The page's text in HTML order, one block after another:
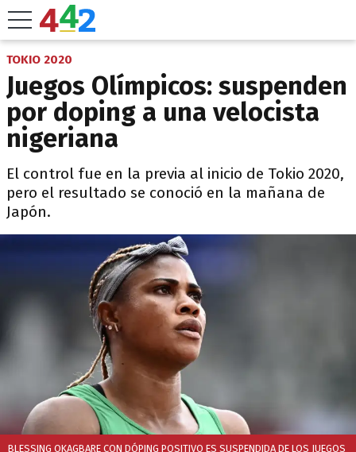
TOKIO 2020
Juegos Olímpicos: suspenden
por doping a una velocista
nigeriana
El control fue en la previa al inicio de Tokio 2020,
pero el resultado se conoció en la mañana de
Japón.
BLESSING OKAGBARE CON DÓPING POSITIVO ES SUSPENDIDA DE LOS JUEGOS